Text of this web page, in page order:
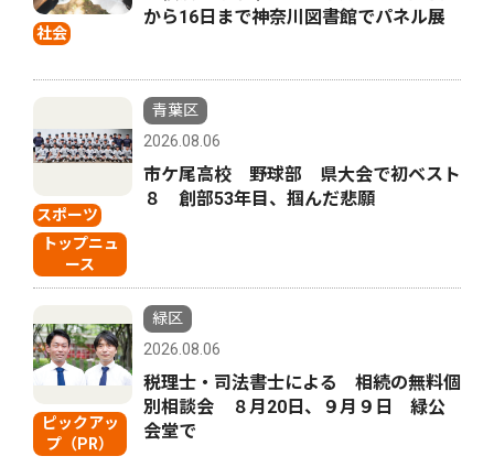
社会
から16日まで神奈川図書館でパネル展
スポーツ
トップニュ
ース
青葉区
2026.08.06
市ケ尾高校 野球部 県大会で初ベスト
８ 創部53年目、掴んだ悲願
ピックアッ
プ（PR）
緑区
2026.08.06
税理士・司法書士による 相続の無料個
別相談会 ８月20日、９月９日 緑公
会堂で